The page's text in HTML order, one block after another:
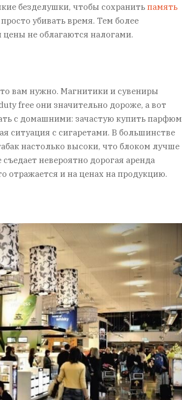
безделушки, чтобы сохранитьпамять
убивать время. Тем более
цены не облагаются налогами.
вам нужно. Магнитики и сувениры
free они значительно дороже, а вот
с домашними: зачастую купить парфюм
ситуация с сигаретами. В большинстве
настолько высоки, что блоком лучше
невероятно дорогая аренда
отражается и на ценах на продукцию.